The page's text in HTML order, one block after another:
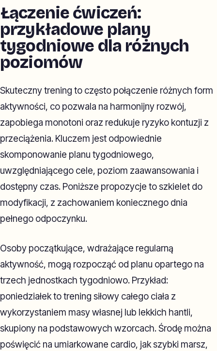
Łączenie ćwiczeń:
przykładowe plany
tygodniowe dla różnych
poziomów
Skuteczny trening to często połączenie różnych form
aktywności, co pozwala na harmonijny rozwój,
zapobiega monotoni oraz redukuje ryzyko kontuzji z
przeciążenia. Kluczem jest odpowiednie
skomponowanie planu tygodniowego,
uwzględniającego cele, poziom zaawansowania i
dostępny czas. Poniższe propozycje to szkielet do
modyfikacji, z zachowaniem koniecznego dnia
pełnego odpoczynku.
Osoby początkujące, wdrażające regularną
aktywność, mogą rozpocząć od planu opartego na
trzech jednostkach tygodniowo. Przykład:
poniedziałek to trening siłowy całego ciała z
wykorzystaniem masy własnej lub lekkich hantli,
skupiony na podstawowych wzorcach. Środę można
poświęcić na umiarkowane cardio, jak szybki marsz,